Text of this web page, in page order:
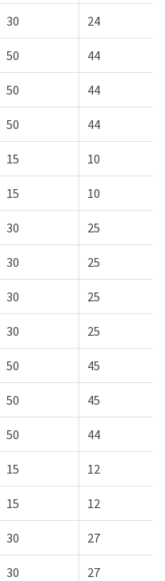
30 24
50 44
50 44
50 44
15 10
15 10
30 25
30 25
30 25
30 25
50 45
50 45
50 44
15 12
15 12
30 27
30 27